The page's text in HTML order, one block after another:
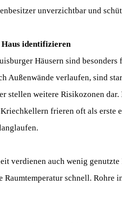
unverzichtbar und
identifizieren
Häusern sind
Außenwände verlaufen, sind
stellen weitere Risikozonen
frieren oft als erste
verdienen auch wenig
Raumtemperatur schnell. Rohre